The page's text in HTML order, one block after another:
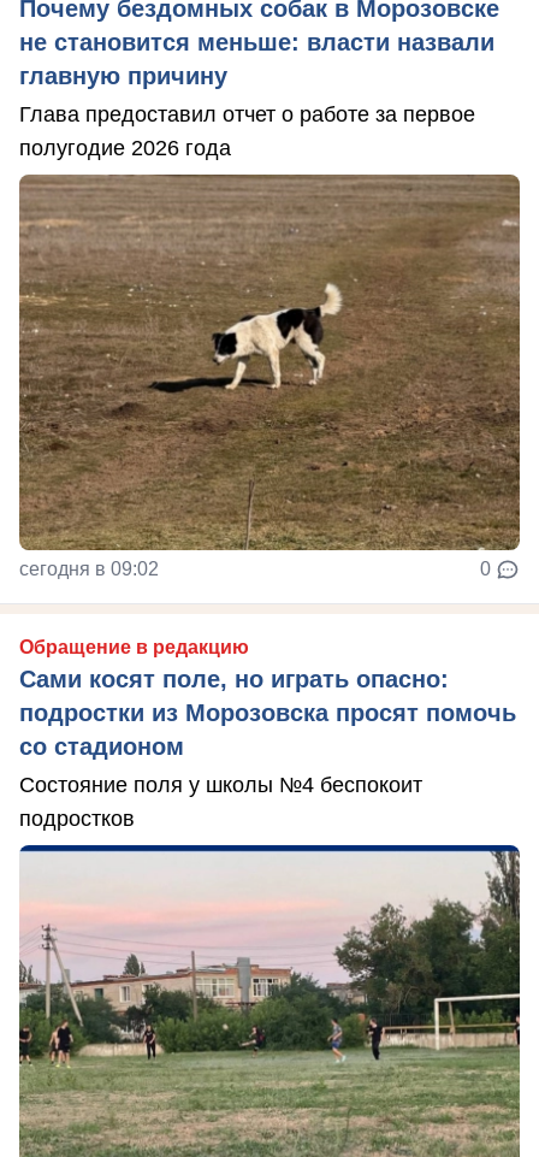
Почему бездомных собак в Морозовске
не становится меньше: власти назвали
главную причину
Глава предоставил отчет о работе за первое
полугодие 2026 года
сегодня в 09:02 0
Обращение в редакцию
Сами косят поле, но играть опасно:
подростки из Морозовска просят помочь
со стадионом
Состояние поля у школы №4 беспокоит
подростков